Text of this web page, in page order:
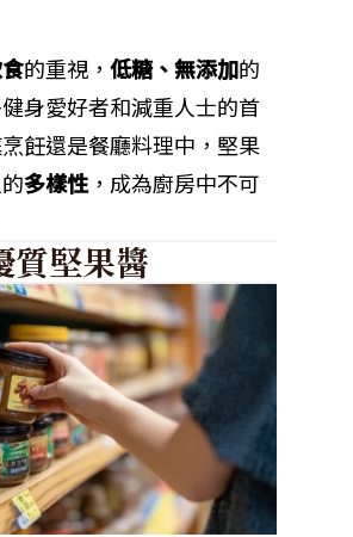
的重視， 低糖、無添加的
身愛好者和減重人士的首
飪還是餐廳料理中，堅果
多樣性，成為廚房中不可
質堅果醬